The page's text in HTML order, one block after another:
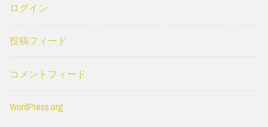
ー
ログイン
投稿フィード
コメントフィード
WordPress.org